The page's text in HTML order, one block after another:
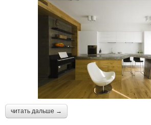
читать дальше →